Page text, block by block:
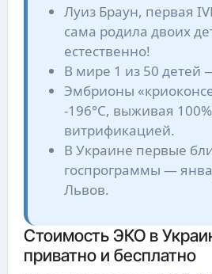
Луиз Браун, первая
сама родила двоих
естественно!
В мире 1 из 50 детей
Эмбрионы
-196°C, выживая
витрификацией.
В Украине первые
госпрограммы —
Львов.
Стоимость ЭКО в
приватно и бесплатно